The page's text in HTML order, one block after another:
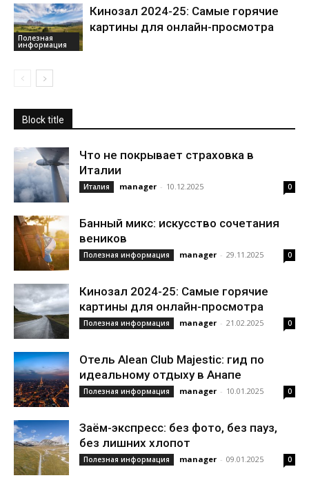
Полезная
информация
Кинозал 2024-25: Самые горячие
картины для онлайн-просмотра
Block title
Что не покрывает страховка в
Италии
Италия manager - 10.12.2025 0
Банный микс: искусство сочетания
веников
Полезная информация manager - 29.11.2025 0
Кинозал 2024-25: Самые горячие
картины для онлайн-просмотра
Полезная информация manager - 21.02.2025 0
Отель Alean Club Majestic: гид по
идеальному отдыху в Анапе
Полезная информация manager - 10.01.2025 0
Заём-экспресс: без фото, без пауз,
без лишних хлопот
Полезная информация manager - 09.01.2025 0